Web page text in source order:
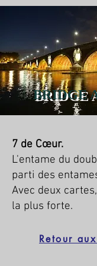
BRIDGE
7 de Cœur.
L'entame du
parti des
Avec deux
la plus forte.
Retour